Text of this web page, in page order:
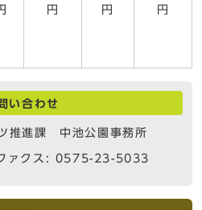
円
円
円
い合わせ
推進課 中池公園事務所
ァクス: 0575-23-5033